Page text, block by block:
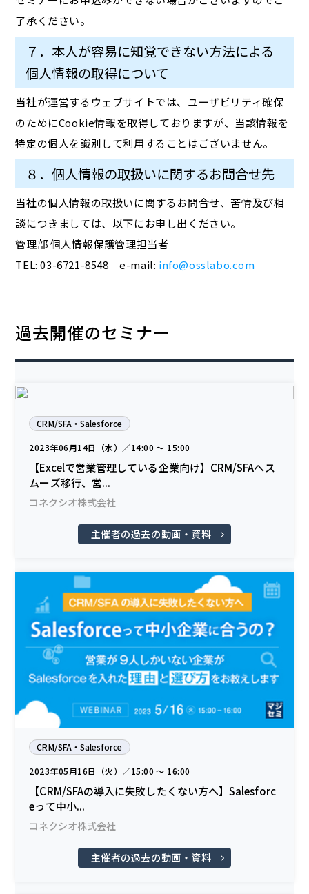
了承ください。
７．本人が容易に知覚できない方法による
個人情報の取得について
当社が運営するウェブサイトでは、ユーザビリティ確保
のためにCookie情報を取得しておりますが、当該情報を
特定の個人を識別して利用することはございません。
８．個人情報の取扱いに関するお問合せ先
当社の個人情報の取扱いに関するお問合せ、苦情及び相
談につきましては、以下にお申し出ください。
管理部 個人情報保護管理担当者
TEL: 03-6721-8548 e-mail: info@osslabo.com
過去開催のセミナー
CRM/SFA・Salesforce
2023年06月14日（水）／14:00 〜 15:00
【Excelで営業管理している企業向け】CRM/SFAへス
ムーズ移行、営...
コネクシオ株式会社
主催者の過去の動画・資料
CRM/SFA・Salesforce
2023年05月16日（火）／15:00 〜 16:00
【CRM/SFAの導入に失敗したくない方へ】Salesforc
eって中小...
コネクシオ株式会社
主催者の過去の動画・資料